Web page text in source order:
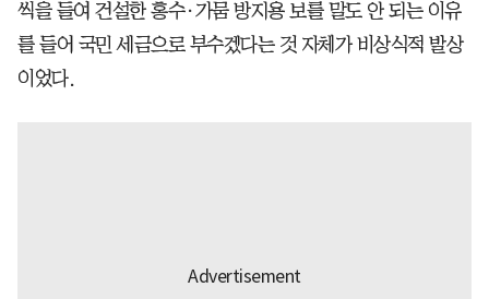
씩을 들여 건설한 홍수·가뭄 방지용 보를 말도 안 되는 이유
를 들어 국민 세금으로 부수겠다는 것 자체가 비상식적 발상
이었다.